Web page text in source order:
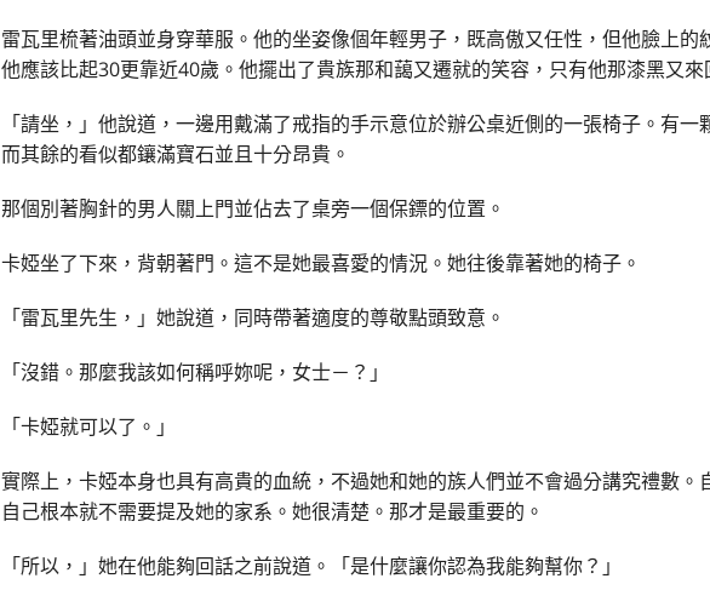
雷瓦里梳著油頭並身穿華服。他的坐姿像個年輕男子，既高傲又任性，但他臉上的
他應該比起30更靠近40歲。他擺出了貴族那和藹又遷就的笑容，只有他那漆黑又
「請坐，」他說道，一邊用戴滿了戒指的手示意位於辦公桌近側的一張椅子。有一
而其餘的看似都鑲滿寶石並且十分昂貴。
那個別著胸針的男人關上門並佔去了桌旁一個保鏢的位置。
卡婭坐了下來，背朝著門。這不是她最喜愛的情況。她往後靠著她的椅子。
「雷瓦里先生，」她說道，同時帶著適度的尊敬點頭致意。
「沒錯。那麼我該如何稱呼妳呢，女士－？」
「卡婭就可以了。」
實際上，卡婭本身也具有高貴的血統，不過她和她的族人們並不會過分講究禮數。
自己根本就不需要提及她的家系。她很清楚。那才是最重要的。
「所以，」她在他能夠回話之前說道。「是什麼讓你認為我能夠幫你？」